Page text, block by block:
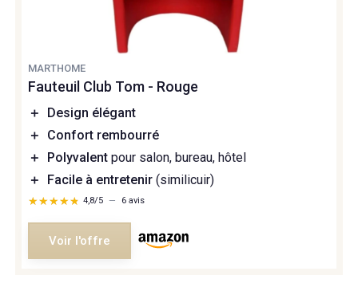
MARTHOME
Fauteuil Club Tom - Rouge
＋
Design élégant
＋
Confort rembourré
＋
Polyvalent pour salon, bureau, hôtel
＋
Facile à entretenir (similicuir)
★★★★★
★★★★★ 4,8/5 — 6 avis
Voir l'offre